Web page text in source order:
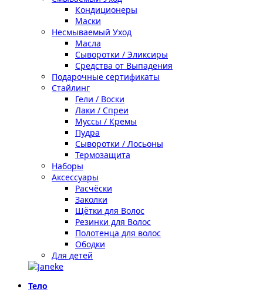
Кондиционеры
Маски
Несмываемый Уход
Масла
Сыворотки / Эликсиры
Средства от Выпадения
Подарочные сертификаты
Стайлинг
Гели / Воски
Лаки / Спреи
Муссы / Кремы
Пудра
Сыворотки / Лосьоны
Термозащита
Наборы
Аксессуары
Расчёски
Заколки
Щётки для Волос
Резинки для Волос
Полотенца для волос
Ободки
Для детей
Тело